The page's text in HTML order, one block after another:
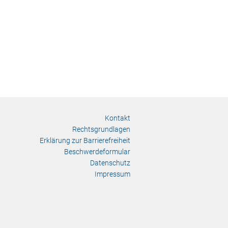
Kontakt
Rechtsgrundlagen
Erklärung zur Barrierefreiheit
Beschwerdeformular
Datenschutz
Impressum